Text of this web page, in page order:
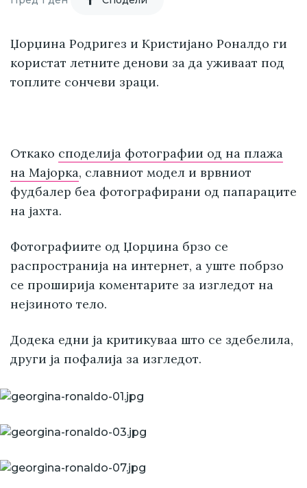
Џорџина Родригез и Кристијано Роналдо ги
користат летните денови за да уживаат под
топлите сончеви зраци.
Откако споделија фотографии од на плажа
на Мајорка, славниот модел и врвниот
фудбалер беа фотографирани од папараците
на јахта.
Фотографиите од Џорџина брзо се
распространија на интернет, а уште побрзо
се проширија коментарите за изгледот на
нејзиното тело.
Додека едни ја критикуваа што се здебелила,
други ја пофалија за изгледот.